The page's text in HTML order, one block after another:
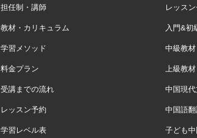
担任制・講師
教材・カリキュラム
学習メソッド
料金プラン
受講までの流れ
レッスン予約
学習レベル表
レッス
入門&初
中級教材
上級教材
中国現
中国語翻
子ども